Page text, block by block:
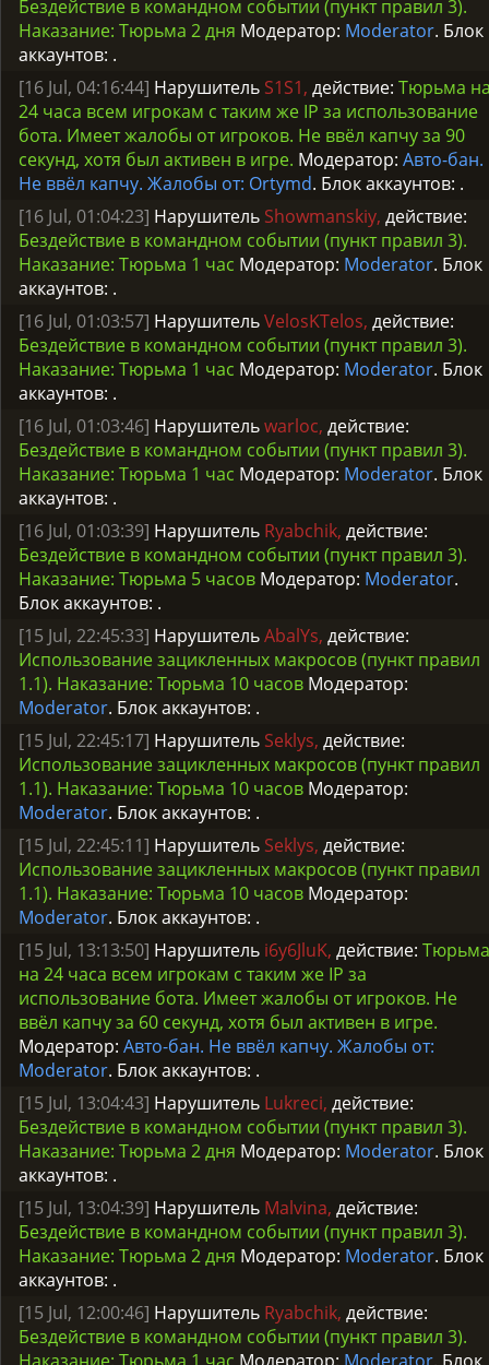
Бездействие в командном событии (пункт правил 3).
Наказание: Тюрьма 2 дня Модератор: Moderator. Блок
аккаунтов: .
[16 Jul, 04:16:44] Нарушитель S1S1, действие: Тюрьма
24 часа всем игрокам с таким же IP за использование
бота. Имеет жалобы от игроков. Не ввёл капчу за 90
секунд, хотя был активен в игре. Модератор: Авто-бан.
Не ввёл капчу. Жалобы от: Ortymd. Блок аккаунтов: .
[16 Jul, 01:04:23] Нарушитель Showmanskiy, действие:
Бездействие в командном событии (пункт правил 3).
Наказание: Тюрьма 1 час Модератор: Moderator. Блок
аккаунтов: .
[16 Jul, 01:03:57] НарушительVelosKTelos, действие:
Бездействие в командном событии (пункт правил 3).
Наказание: Тюрьма 1 час Модератор: Moderator. Блок
аккаунтов: .
[16 Jul, 01:03:46] Нарушительwarloc, действие:
Бездействие в командном событии (пункт правил 3).
Наказание: Тюрьма 1 час Модератор: Moderator. Блок
аккаунтов: .
[16 Jul, 01:03:39] Нарушитель Ryabchik, действие:
Бездействие в командном событии (пункт правил 3).
Наказание: Тюрьма 5 часов Модератор: Moderator.
Блок аккаунтов: .
[15 Jul, 22:45:33] НарушительAbalYs, действие:
Использование зацикленных макросов (пункт правил
1.1). Наказание: Тюрьма 10 часов Модератор:
Moderator. Блок аккаунтов: .
[15 Jul, 22:45:17] Нарушитель Seklys, действие:
Использование зацикленных макросов (пункт правил
1.1). Наказание: Тюрьма 10 часов Модератор:
Moderator. Блок аккаунтов: .
[15 Jul, 22:45:11] Нарушитель Seklys, действие:
Использование зацикленных макросов (пункт правил
1.1). Наказание: Тюрьма 10 часов Модератор:
Moderator. Блок аккаунтов: .
[15 Jul, 13:13:50] Нарушитель i6y6JluK, действие: Тюрьма
на 24 часа всем игрокам с таким же IP за
использование бота. Имеет жалобы от игроков. Не
ввёл капчу за 60 секунд, хотя был активен в игре.
Модератор: Авто-бан. Не ввёл капчу. Жалобы от:
Moderator. Блок аккаунтов: .
[15 Jul, 13:04:43] Нарушитель Lukreci, действие:
Бездействие в командном событии (пункт правил 3).
Наказание: Тюрьма 2 дня Модератор: Moderator. Блок
аккаунтов: .
[15 Jul, 13:04:39] Нарушитель Malvina, действие:
Бездействие в командном событии (пункт правил 3).
Наказание: Тюрьма 2 дня Модератор: Moderator. Блок
аккаунтов: .
[15 Jul, 12:00:46] Нарушитель Ryabchik, действие:
Бездействие в командном событии (пункт правил 3).